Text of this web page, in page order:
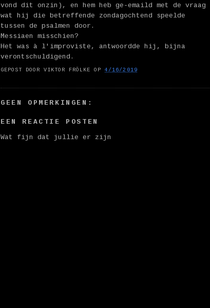
vond dit onzin), en hem heb ge-emaild met de vraag
wat hij die betreffende zondagochtend speelde
tussen de psalmen door.
Messiaen misschien?
Het was à l'improviste, antwoordde hij, bijna
verontschuldigend.
GEPOST DOORVIKTOR FRÖLKE OP4/16/2019
GEEN OPMERKINGEN:
EEN REACTIE POSTEN
Wat fijn dat jullie er zijn